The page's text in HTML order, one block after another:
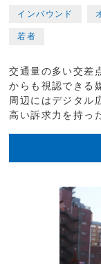
インバウンド
若者
交通量の多い交差
からも視認できる
周辺にはデジタル
高い訴求力を持っ